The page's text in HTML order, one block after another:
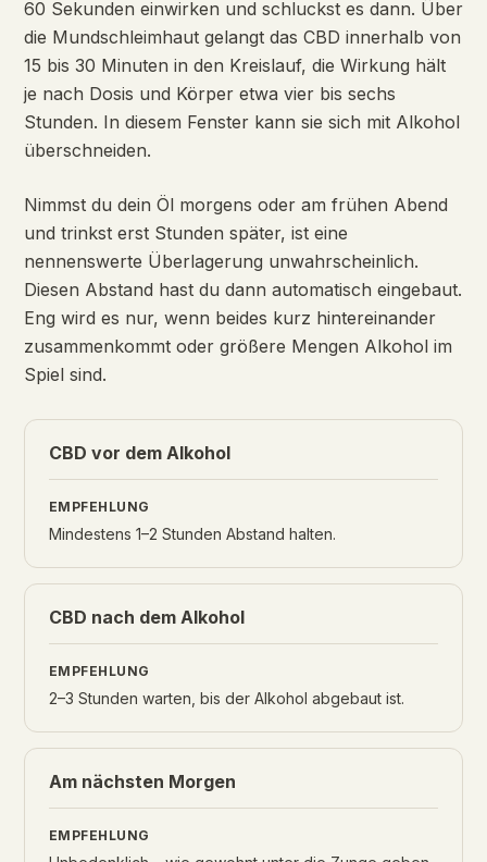
60 Sekunden einwirken und schluckst es dann. Über
die Mundschleimhaut gelangt das CBD innerhalb von
15 bis 30 Minuten in den Kreislauf, die Wirkung hält
je nach Dosis und Körper etwa vier bis sechs
Stunden. In diesem Fenster kann sie sich mit Alkohol
überschneiden.
Nimmst du dein Öl morgens oder am frühen Abend
und trinkst erst Stunden später, ist eine
nennenswerte Überlagerung unwahrscheinlich.
Diesen Abstand hast du dann automatisch eingebaut.
Eng wird es nur, wenn beides kurz hintereinander
zusammenkommt oder größere Mengen Alkohol im
Spiel sind.
CBD vor dem Alkohol
Mindestens 1–2 Stunden Abstand halten.
CBD nach dem Alkohol
2–3 Stunden warten, bis der Alkohol abgebaut ist.
Am nächsten Morgen